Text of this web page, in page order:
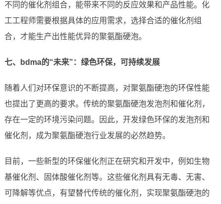
不同的催化剂组合，能带来不同的反应效果和产品性能。化
工工程师需要根据具体的应用需求，选择合适的催化剂组
合，才能生产出性能优异的聚氨酯硬泡。
七、bdma的“未来”：绿色环保，可持续发展
随着人们对环保意识的不断提高，对聚氨酯硬泡的环保性能
也提出了更高的要求。传统的聚氨酯硬泡发泡剂和催化剂，
存在一定的环境污染问题。因此，开发绿色环保的发泡剂和
催化剂，成为聚氨酯硬泡行业发展的必然趋势。
目前，一些新型的环保催化剂正在研究和开发中，例如生物
基催化剂、固体酸催化剂等。这些催化剂具有无毒、无害、
可降解等优点，有望替代传统的催化剂，实现聚氨酯硬泡的